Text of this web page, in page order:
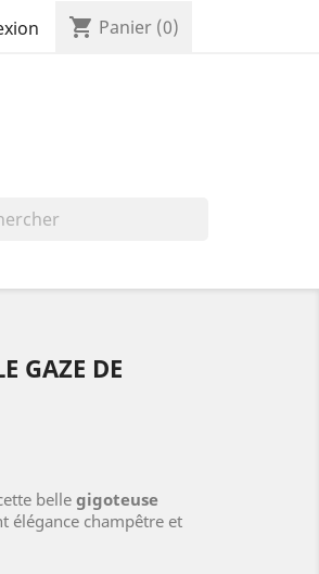
shopping_cart Panier (0)
GAZE DE
bellegigoteuse
élégance champêtre et